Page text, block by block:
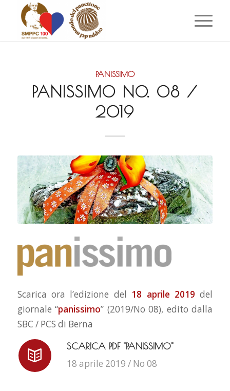
PANISSIMO
PANISSIMO NO. 08 /
2019
Scarica ora l’edizione del 18 aprile 2019 del
giornale “panissimo” (2019/No 08), edito dalla
SBC / PCS di Berna
SCARICA PDF "PANISSIMO"
18 aprile 2019 / No 08